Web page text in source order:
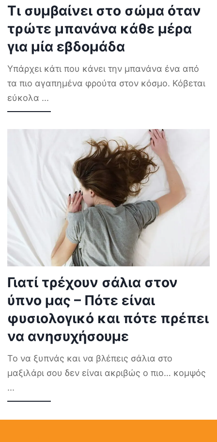
Τι συμβαίνει στο σώμα όταν
τρώτε μπανάνα κάθε μέρα
για μία εβδομάδα
Υπάρχει κάτι που κάνει την μπανάνα ένα από
τα πιο αγαπημένα φρούτα στον κόσμο. Κόβεται
εύκολα ...
Γιατί τρέχουν σάλια στον
ύπνο μας – Πότε είναι
φυσιολογικό και πότε πρέπει
να ανησυχήσουμε
Το να ξυπνάς και να βλέπεις σάλια στο
μαξιλάρι σου δεν είναι ακριβώς ο πιο… κομψός
...